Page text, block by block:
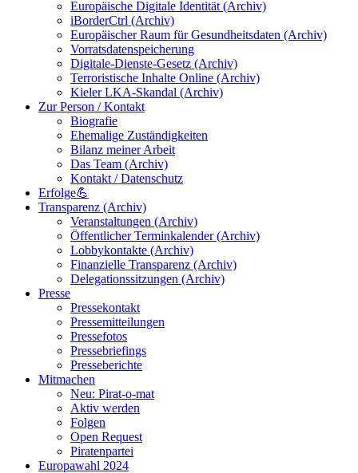
Europäische Digitale Identität (Archiv)
iBorderCtrl (Archiv)
Europäischer Raum für Gesundheitsdaten (Archiv)
Vorratsdatenspeicherung
Digitale-Dienste-Gesetz (Archiv)
Terroristische Inhalte Online (Archiv)
Kieler LKA-Skandal (Archiv)
Zur Person / Kontakt
Biografie
Ehemalige Zuständigkeiten
Bilanz meiner Arbeit
Das Team (Archiv)
Kontakt / Datenschutz
Erfolge💪
Transparenz (Archiv)
Veranstaltungen (Archiv)
Öffentlicher Terminkalender (Archiv)
Lobbykontakte (Archiv)
Finanzielle Transparenz (Archiv)
Delegationssitzungen (Archiv)
Presse
Pressekontakt
Pressemitteilungen
Pressefotos
Pressebriefings
Presseberichte
Mitmachen
Neu: Pirat-o-mat
Aktiv werden
Folgen
Open Request
Piratenpartei
Europawahl 2024